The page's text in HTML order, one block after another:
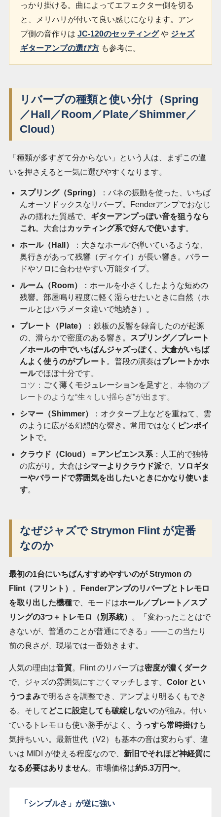
っかり掛ける。曲によってエフェクター側を切る
と、メリハリが付いて良い感じになります。アン
プ側の音作りは JC-120のセッティングや ジャズ
ギターアンプの選び方も参考に。
リバーブの種類と使い分け（Spring
／Hall／Room／Plate／Shimmer／
Cloud）
「種類が多すぎて分からない」という人は、まずこの違
いを押さえると一気に選びやすくなります。
スプリング（Spring）
：バネの振動を使った、いちば
んオーソドックスなリバーブ。Fenderアンプでおなじ
みの揺れた質感で、 ギターアンプっぽい音を狙うなら
これ。大倉はカッティング系で好んで使います。
ホール（Hall）
：大きなホールで弾いているような、
奥行きがあって残響（ディケイ）が長い響き。バラー
ドやソロに合わせやすい万能タイプ。
ルーム（Room）
：ホールを小さくしたような短めの
残響。部屋鳴り程度に軽く湿らせたいときに自然（ホ
ールとはパラメータ違いで地続き）。
プレート（Plate）
：鉄板の反響を録音したのが起源
の、滑らかで密度のある響き。
スプリング／プレート
／ホールの中でいちばんジャズっぽく、大倉がいちば
んよく使うのがプレート 。普段の演奏はプレートかホ
ールでほぼ十分です。
コツ： ごく薄くモジュレーションを足すと、本物のプ
レートのような“生々しい揺らぎ”が出ます。
シマー（Shimmer）
：オクターブ上などを重ねて、雲
のように広がる幻想的な響き。常用ではなく ピンポイ
ント で。
クラウド（Cloud）＝アンビエンス系：人工的で独特
の広がり。大倉はシマーよりクラウド派で、
ソロギタ
ーやバラードで雰囲気を出したいときにかなり使いま
す。
なぜジャズで Strymon Flint が定番
なのか
最初の1台にいちばんすすめやすいのが Strymon の
Flint（フリント）
。
Fenderアンプのリバーブとトレモロ
を取り出した機種で、モードはホール／プレート／スプ
リングの3つ＋トレモロ（別系統）
。「変わったことはで
きないが、普通のことが普通にできる」――この当たり
前の良さが、現場では一番効きます。
人気の理由は音質。Flint のリバーブは密度が濃くダーク
で、ジャズの雰囲気にすごくマッチします。 Color とい
うつまみで明るさを調整でき、アンプより明るくもでき
る。そして どこに設定しても破綻しないのが強み。付い
ているトレモロも使い勝手がよく、
うっすら常時掛けも
気持ちいい。最新世代（V2）も基本の音は変わらず、違
いは MIDI が使える程度なので、 新旧でそれほど神経質に
なる必要はありません。市場価格は約5.3万円〜。
「シンプルさ」が逆に強い